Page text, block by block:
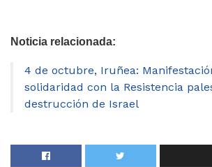
Noticia relacionada:
4 de octubre, Iruñea:
solidaridad con la Resistencia
destrucción de Israel